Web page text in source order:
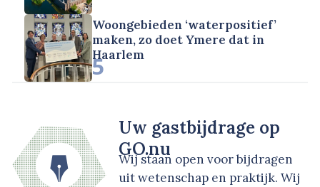
Woongebieden ‘waterpositief’
maken, zo doet Ymere dat in
Haarlem
5
Uw gastbijdrage op
GO.nu
Wij staan open voor bijdragen
uit wetenschap en praktijk. Wij